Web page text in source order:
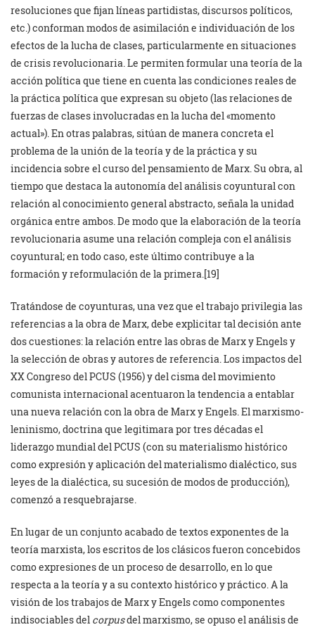
resoluciones que fijan líneas partidistas, discursos políticos,
etc.) conforman modos de asimilación e individuación de los
efectos de la lucha de clases, particularmente en situaciones
de crisis revolucionaria. Le permiten formular una teoría de la
acción política que tiene en cuenta las condiciones reales de
la práctica política que expresan su objeto (las relaciones de
fuerzas de clases involucradas en la lucha del «momento
actual»). En otras palabras, sitúan de manera concreta el
problema de la unión de la teoría y de la práctica y su
incidencia sobre el curso del pensamiento de Marx. Su obra, al
tiempo que destaca la autonomía del análisis coyuntural con
relación al conocimiento general abstracto, señala la unidad
orgánica entre ambos. De modo que la elaboración de la teoría
revolucionaria asume una relación compleja con el análisis
coyuntural; en todo caso, este último contribuye a la
formación y reformulación de la primera.[19]
Tratándose de coyunturas, una vez que el trabajo privilegia las
referencias a la obra de Marx, debe explicitar tal decisión ante
dos cuestiones: la relación entre las obras de Marx y Engels y
la selección de obras y autores de referencia. Los impactos del
XX Congreso del PCUS (1956) y del cisma del movimiento
comunista internacional acentuaron la tendencia a entablar
una nueva relación con la obra de Marx y Engels. El marxismo-
leninismo, doctrina que legitimara por tres décadas el
liderazgo mundial del PCUS (con su materialismo histórico
como expresión y aplicación del materialismo dialéctico, sus
leyes de la dialéctica, su sucesión de modos de producción),
comenzó a resquebrajarse.
En lugar de un conjunto acabado de textos exponentes de la
teoría marxista, los escritos de los clásicos fueron concebidos
como expresiones de un proceso de desarrollo, en lo que
respecta a la teoría y a su contexto histórico y práctico. A la
visión de los trabajos de Marx y Engels como componentes
indisociables del corpusdel marxismo, se opuso el análisis de